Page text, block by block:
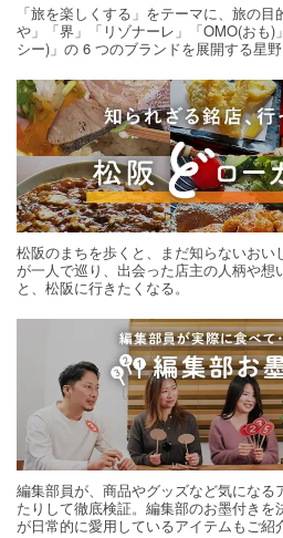
「旅を楽しくする」をテーマに、旅の
や」「界」「リゾナーレ」「OMO(おも)
シー)」の 6 つのブランドを展開する星
松阪のまちを歩くと、まだ知らないお
が一人で巡り、出会った店主の人柄や想
と、松阪に行きたくなる。
編集部員が、商品やグッズなど気になる
たりして徹底検証。編集部のお墨付きを
が日常的に愛用しているアイテムもご紹